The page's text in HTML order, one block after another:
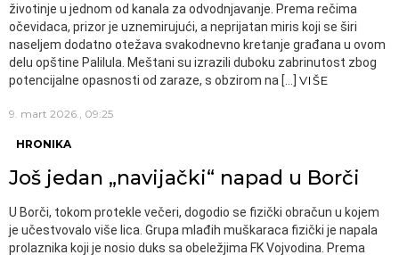
životinje u jednom od kanala za odvodnjavanje. Prema rečima
očevidaca, prizor je uznemirujući, a neprijatan miris koji se širi
naseljem dodatno otežava svakodnevno kretanje građana u ovom
delu opštine Palilula. Meštani su izrazili duboku zabrinutost zbog
potencijalne opasnosti od zaraze, s obzirom na […] VIŠE
9. mart 2026., 09:25
HRONIKA
Još jedan „navijački“ napad u Borči
U Borči, tokom protekle večeri, dogodio se fizički obračun u kojem
je učestvovalo više lica. Grupa mlađih muškaraca fizički je napala
prolaznika koji je nosio duks sa obeležjima FK Vojvodina. Prema